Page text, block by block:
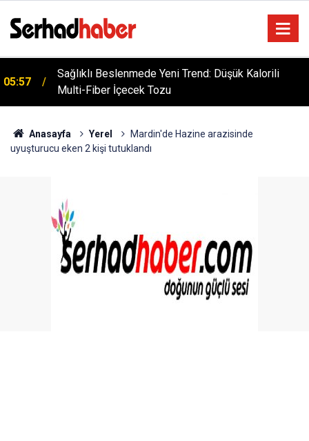
05:57
Sağlıklı Beslenmede Yeni Trend: Düşük Kalorili
Multi-Fiber İçecek Tozu
Anasayfa Yerel
Mardin'de Hazine arazisinde
uyuşturucu eken 2 kişi tutuklandı